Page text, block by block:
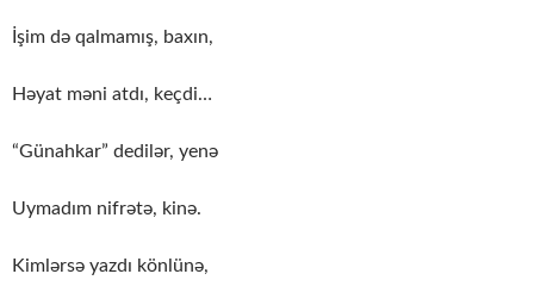
İşim də qalmamış, baxın,
Həyat məni atdı, keçdi…
“Günahkar” dedilər, yenə
Uymadım nifrətə, kinə.
Kimlərsə yazdı könlünə,